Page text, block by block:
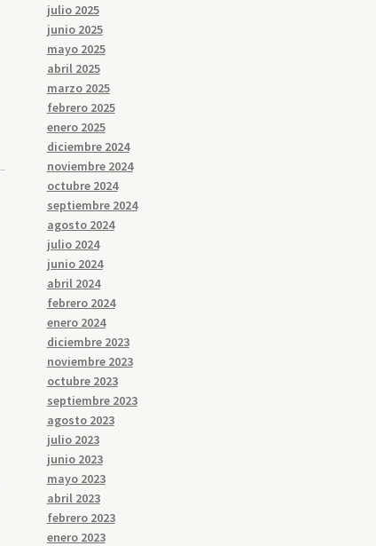
julio 2025
junio 2025
mayo 2025
abril 2025
marzo 2025
febrero 2025
enero 2025
diciembre 2024
noviembre 2024
octubre 2024
septiembre 2024
agosto 2024
julio 2024
junio 2024
abril 2024
febrero 2024
enero 2024
diciembre 2023
noviembre 2023
octubre 2023
septiembre 2023
agosto 2023
julio 2023
junio 2023
mayo 2023
abril 2023
febrero 2023
enero 2023